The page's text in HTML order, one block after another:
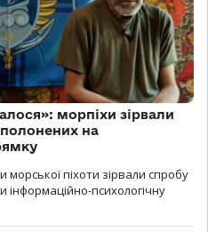
морпіхи зірвали
на
морської піхоти зірвали спробу
інформаційно-психологічну